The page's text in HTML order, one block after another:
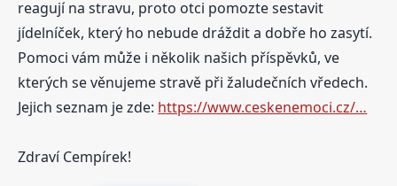
reagují na stravu, proto otci pomozte sestavit
jídelníček, který ho nebude dráždit a dobře ho zasytí.
Pomoci vám může i několik našich příspěvků, ve
kterých se věnujeme stravě při žaludečních vředech.
Jejich seznam je zde: https://www.ceskenemoci.cz/…
Zdraví Cempírek!